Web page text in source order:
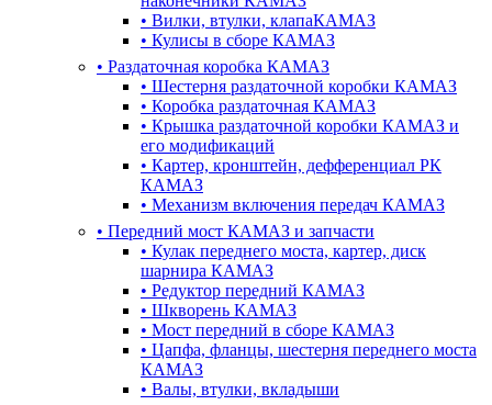
• Вилки, втулки, клапаКАМАЗ
• Кулисы в сборе КАМАЗ
• Раздаточная коробка КАМАЗ
• Шестерня раздаточной коробки КАМАЗ
• Коробка раздаточная КАМАЗ
• Крышка раздаточной коробки КАМАЗ и
его модификаций
• Картер, кронштейн, дефференциал РК
КАМАЗ
• Механизм включения передач КАМАЗ
• Передний мост КАМАЗ и запчасти
• Кулак переднего моста, картер, диск
шарнира КАМАЗ
• Редуктор передний КАМАЗ
• Шкворень КАМАЗ
• Мост передний в сборе КАМАЗ
• Цапфа, фланцы, шестерня переднего моста
КАМАЗ
• Валы, втулки, вкладыши